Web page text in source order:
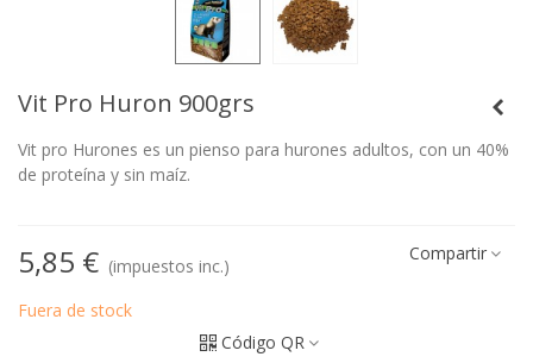
Vit Pro Huron 900grs
Vit pro Hurones es un pienso para hurones adultos, con un 40%
de proteína y sin maíz.
5,85 € (impuestos inc.)
Compartir
Fuera de stock
Código QR